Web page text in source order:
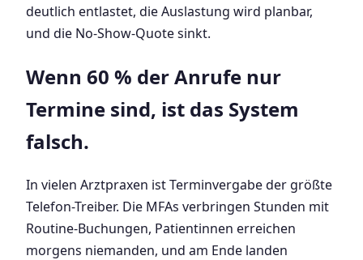
deutlich entlastet, die Auslastung wird planbar,
und die No-Show-Quote sinkt.
Wenn 60 % der Anrufe nur
Termine sind, ist das System
falsch.
In vielen Arztpraxen ist Terminvergabe der größte
Telefon-Treiber. Die MFAs verbringen Stunden mit
Routine-Buchungen, Patientinnen erreichen
morgens niemanden, und am Ende landen